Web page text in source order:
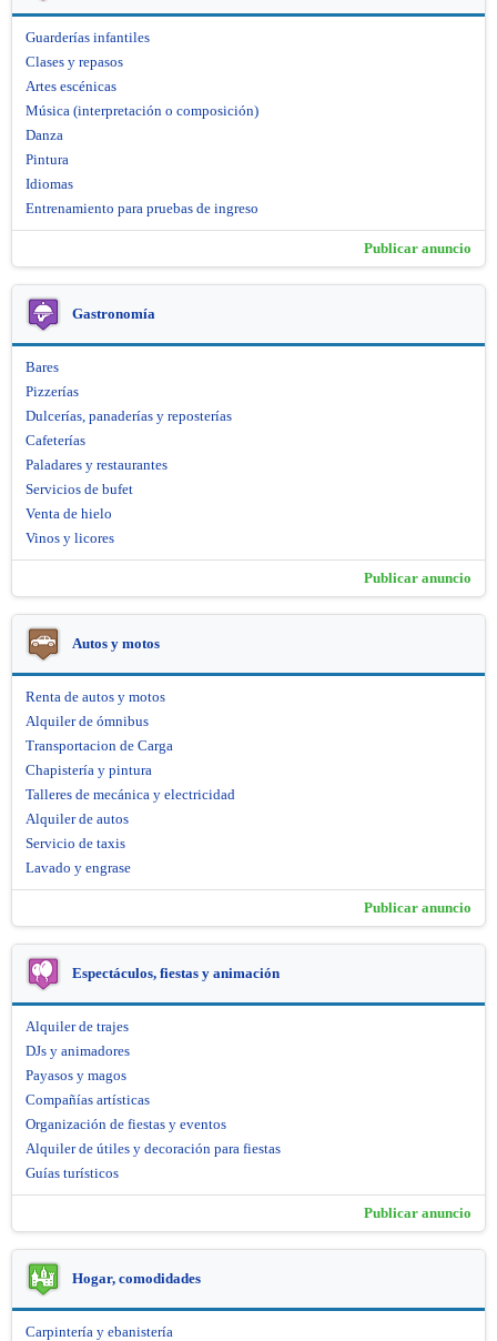
Guarderías infantiles
Clases y repasos
Artes escénicas
Música (interpretación o composición)
Danza
Pintura
Idiomas
Entrenamiento para pruebas de ingreso
Publicar anuncio
Gastronomía
Bares
Pizzerías
Dulcerías, panaderías y reposterías
Cafeterías
Paladares y restaurantes
Servicios de bufet
Venta de hielo
Vinos y licores
Publicar anuncio
Autos y motos
Renta de autos y motos
Alquiler de ómnibus
Transportacion de Carga
Chapistería y pintura
Talleres de mecánica y electricidad
Alquiler de autos
Servicio de taxis
Lavado y engrase
Publicar anuncio
Espectáculos, fiestas y animación
Alquiler de trajes
DJs y animadores
Payasos y magos
Compañías artísticas
Organización de fiestas y eventos
Alquiler de útiles y decoración para fiestas
Guías turísticos
Publicar anuncio
Hogar, comodidades
Carpintería y ebanistería